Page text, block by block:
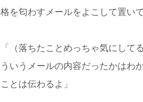
格を匂わすメールをよこして置い
「（落ちたことめっちゃ気にし
ういうメールの内容だったかはわ
ことは伝わるよ」